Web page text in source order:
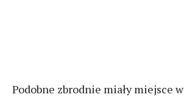
Podobne zbrodnie miały miejsce